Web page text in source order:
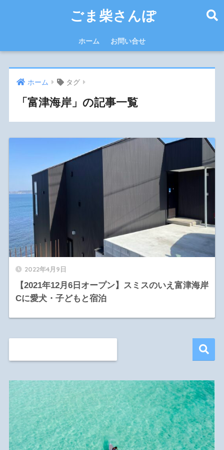
ごま柴さんぽ
ホーム お問い合せ
ホーム タグ
「富津海岸」の記事一覧
2022年4月9日
【2021年12月6日オープン】スミスのいえ富津海岸
Cに愛犬・子どもと宿泊